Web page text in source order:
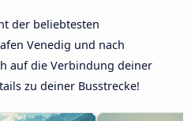
der beliebtesten
Venedig und nach
auf die Verbindung deiner
zu deiner Busstrecke!